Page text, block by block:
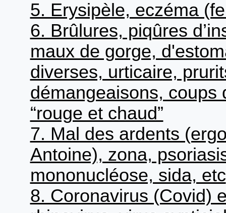
5. Erysipèle, eczéma
6. Brûlures, piqûres
maux de gorge,
diverses, urticaire,
démangeaisons, coups
“rouge et chaud”
7. Mal des ardents
Antoine), zona,
mononucléose, sida, etc
8. Coronavirus (Covid)